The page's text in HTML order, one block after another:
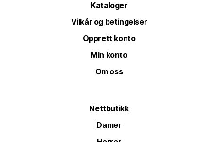
Kataloger
Vilkår og betingelser
Opprett konto
Min konto
Om oss
Nettbutikk
Damer